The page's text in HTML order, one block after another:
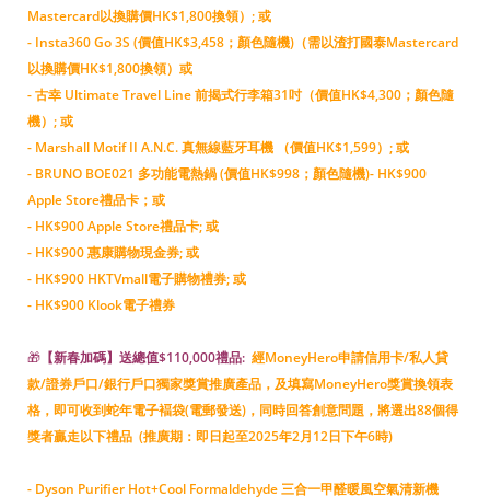
Mastercard以換購價HK$1,800換領）; 或
- Insta360 Go 3S (價值HK$3,458；顏色隨機)（需以渣打國泰Mastercard
以換購價HK$1,800換領）或
- 古幸 Ultimate Travel Line 前揭式行李箱31吋（價值HK$4,300；顏色隨
機）; 或
- Marshall Motif II A.N.C. 真無線藍牙耳機 （價值HK$1,599）; 或
- BRUNO BOE021 多功能電熱鍋 (價值HK$998；顏色隨機)- HK$900
Apple Store禮品卡；或
- HK$900 Apple Store禮品卡; 或
- HK$900 惠康購物現金券; 或
- HK$900 HKTVmall電子購物禮券; 或
- HK$900 Klook電子禮券
🎁 【新春加碼】送總值$110,000禮品: 經MoneyHero申請信用卡/私人貸
款/證券戶口/銀行戶口獨家獎賞推廣產品，及填寫MoneyHero獎賞換領表
格，即可收到蛇年電子褔袋(電郵發送)，同時回答創意問題，將選出88個得
獎者贏走以下禮品 (推廣期：即日起至2025年2月12日下午6時)
- Dyson Purifier Hot+Cool Formaldehyde 三合一甲醛暖風空氣清新機